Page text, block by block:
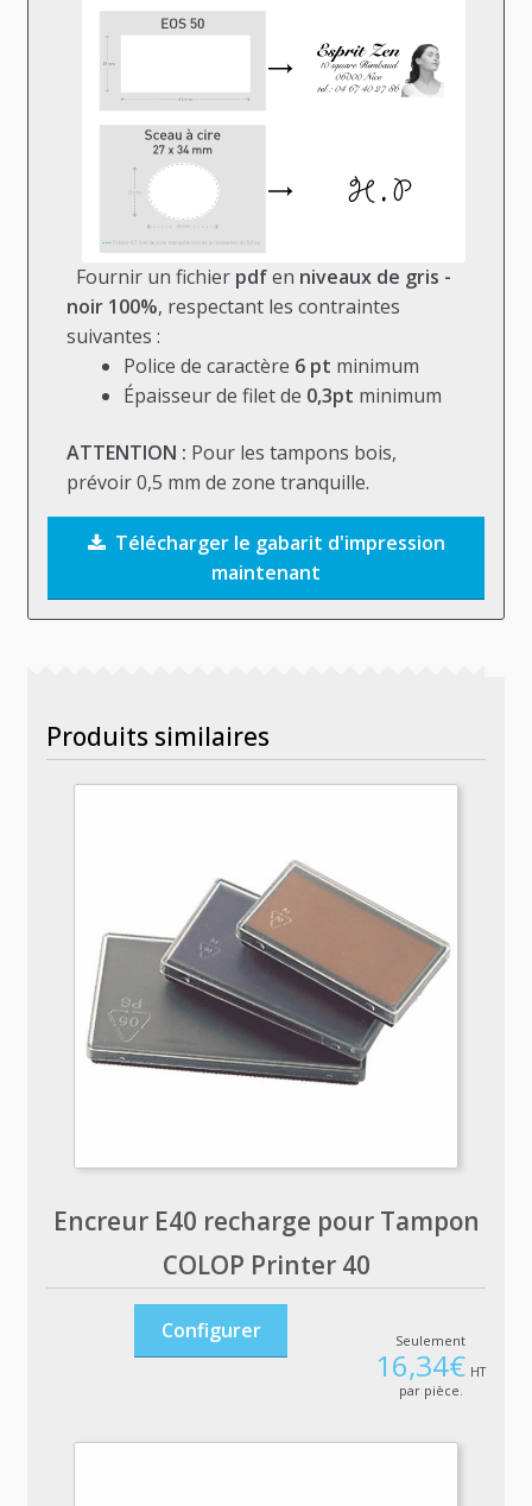
Fournir un fichier pdfen niveaux de gris -
noir 100%, respectant les contraintes
suivantes :
Police de caractère 6 pt minimum
Épaisseur de filet de 0,3pt minimum
ATTENTION : Pour les tampons bois,
prévoir 0,5 mm de zone tranquille.
Télécharger le gabarit d'impression
maintenant
Produits similaires
Encreur E40 recharge pour Tampon
COLOP Printer 40
Seulement
16,34€ HT
par pièce.
Configurer